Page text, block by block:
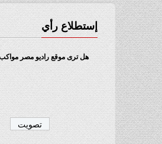
إستطلاع رأي
هل ترى موقع راديو مصر مواكب للأحداث؟
نعم